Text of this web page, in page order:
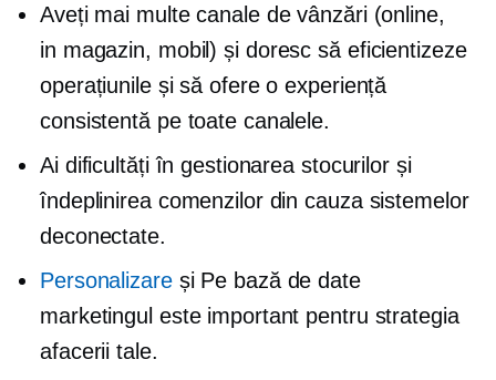
Aveți mai multe canale de vânzări (online,
in magazin, mobil) și doresc să eficientizeze
operațiunile și să ofere o experiență
consistentă pe toate canalele.
Ai dificultăți în gestionarea stocurilor și
îndeplinirea comenzilor din cauza sistemelor
deconectate.
Personalizareși Pe bază de date
marketingul este important pentru strategia
afacerii tale.